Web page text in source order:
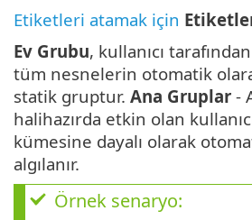
Etiketleri atamak için
Ev Grubu, kullanıcı
tüm nesnelerin otomatik
statik gruptur. Ana Gruplar -
halihazırda etkin olan
kümesine dayalı olarak
algılanır.
Örnek senaryo: